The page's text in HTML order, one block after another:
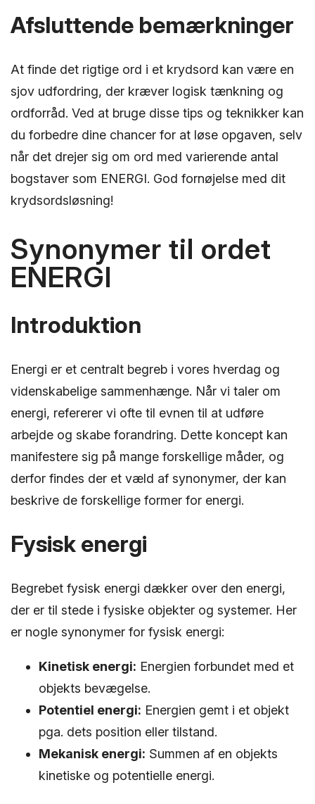
Afsluttende bemærkninger
At finde det rigtige ord i et krydsord kan være en
sjov udfordring, der kræver logisk tænkning og
ordforråd. Ved at bruge disse tips og teknikker kan
du forbedre dine chancer for at løse opgaven, selv
når det drejer sig om ord med varierende antal
bogstaver som ENERGI. God fornøjelse med dit
krydsordsløsning!
Synonymer til ordet
ENERGI
Introduktion
Energi er et centralt begreb i vores hverdag og
videnskabelige sammenhænge. Når vi taler om
energi, refererer vi ofte til evnen til at udføre
arbejde og skabe forandring. Dette koncept kan
manifestere sig på mange forskellige måder, og
derfor findes der et væld af synonymer, der kan
beskrive de forskellige former for energi.
Fysisk energi
Begrebet fysisk energi dækker over den energi,
der er til stede i fysiske objekter og systemer. Her
er nogle synonymer for fysisk energi:
Kinetisk energi: Energien forbundet med et
objekts bevægelse.
Potentiel energi: Energien gemt i et objekt
pga. dets position eller tilstand.
Mekanisk energi: Summen af en objekts
kinetiske og potentielle energi.